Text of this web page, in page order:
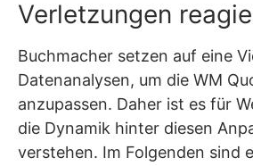
Verletzungen
Buchmacher setzen auf eine
Datenanalysen, um die WM
anzupassen. Daher ist es für
die Dynamik hinter diesen
verstehen. Im Folgenden sind